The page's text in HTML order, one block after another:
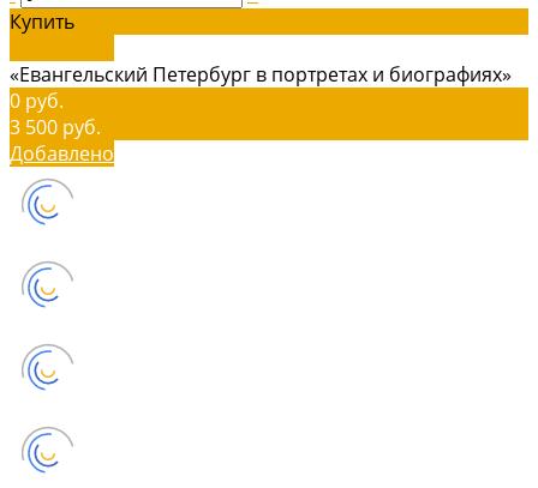
Купить
«Евангельский Петербург в портретах и биографиях»
0 руб.
3 500 руб.
Добавлено